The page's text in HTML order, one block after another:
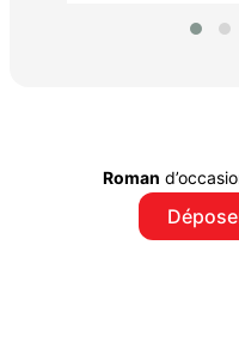
Roman